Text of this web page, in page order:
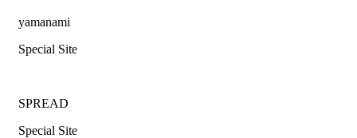
yamanami
Special Site
SPREAD
Special Site